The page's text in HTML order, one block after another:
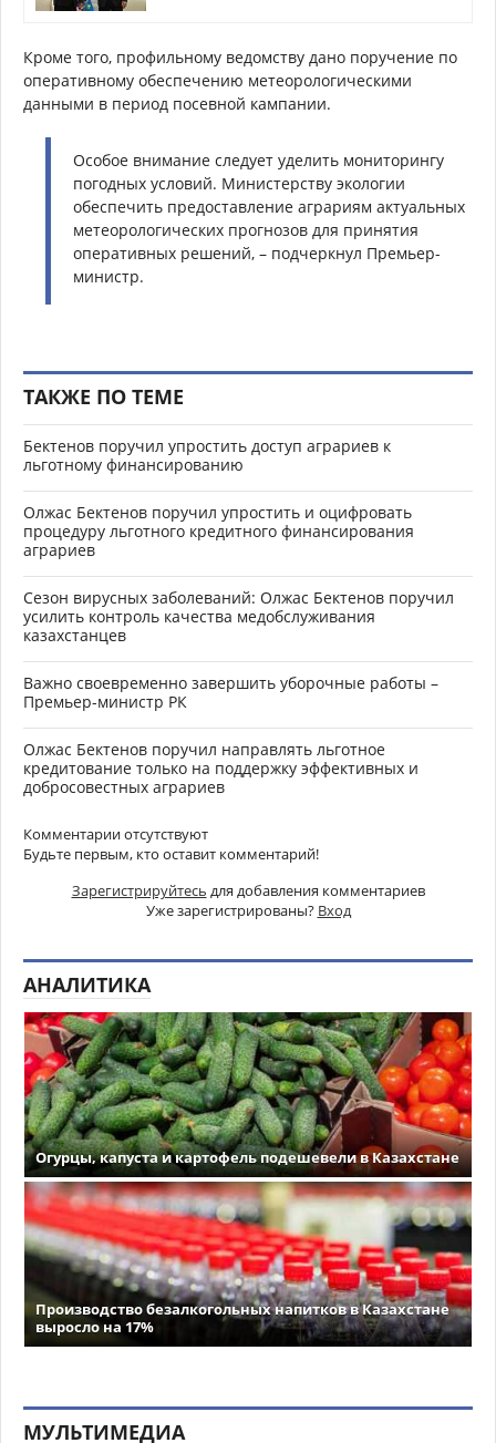
Кроме того, профильному ведомству дано поручение по
оперативному обеспечению метеорологическими
данными в период посевной кампании.
Особое внимание следует уделить мониторингу
погодных условий. Министерству экологии
обеспечить предоставление аграриям актуальных
метеорологических прогнозов для принятия
оперативных решений, – подчеркнул Премьер-
министр.
ТАКЖЕ ПО ТЕМЕ
Бектенов поручил упростить доступ аграриев к
льготному финансированию
Олжас Бектенов поручил упростить и оцифровать
процедуру льготного кредитного финансирования
аграриев
Сезон вирусных заболеваний: Олжас Бектенов поручил
усилить контроль качества медобслуживания
казахстанцев
Важно своевременно завершить уборочные работы –
Премьер-министр РК
Олжас Бектенов поручил направлять льготное
кредитование только на поддержку эффективных и
добросовестных аграриев
Комментарии отсутствуют
Будьте первым, кто оставит комментарий!
Зарегистрируйтесь для добавления комментариев
Уже зарегистрированы? Вход
АНАЛИТИКА
Огурцы, капуста и картофель подешевели в Казахстане
Производство безалкогольных напитков в Казахстане
выросло на 17%
МУЛЬТИМЕДИА